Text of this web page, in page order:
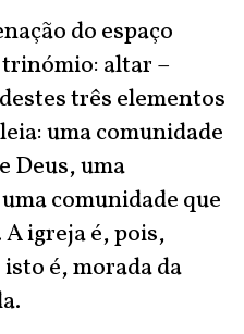
do espaço
trinómio: altar –
três elementos
uma comunidade
Deus, uma
comunidade que
igreja é, pois,
é, morada da